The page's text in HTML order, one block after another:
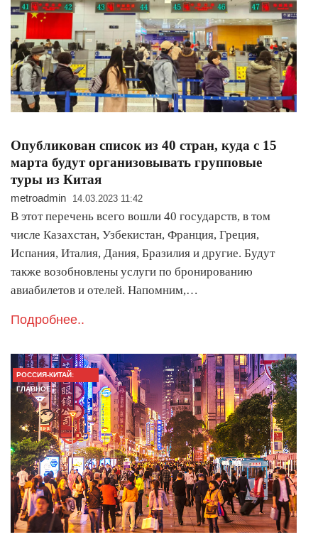
Опубликован список из 40 стран, куда с 15
марта будут организовывать групповые
туры из Китая
metroadmin 14.03.2023 11:42
В этот перечень всего вошли 40 государств, в том
числе Казахстан, Узбекистан, Франция, Греция,
Испания, Италия, Дания, Бразилия и другие. Будут
также возобновлены услуги по бронированию
авиабилетов и отелей. Напомним,…
Подробнее..
РОССИЯ-КИТАЙ:
ГЛАВНОЕ